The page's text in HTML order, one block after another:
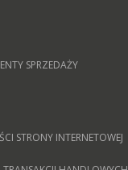
SPRZEDAŻY
STRONY INTERNETOWEJ